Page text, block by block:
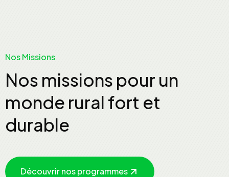
Nos Missions
Nos missions pour un
monde rural fort et
durable
Découvrir nos programmes